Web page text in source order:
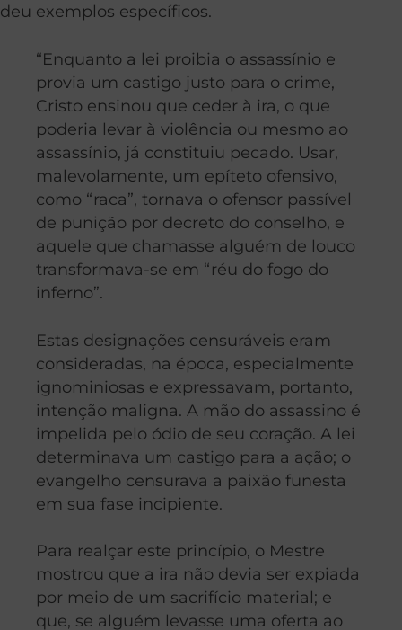
deu exemplos específicos.
“Enquanto a lei proibia o assassínio e
provia um castigo justo para o crime,
Cristo ensinou que ceder à ira, o que
poderia levar à violência ou mesmo ao
assassínio, já constituiu pecado. Usar,
malevolamente, um epíteto ofensivo,
como “raca”, tornava o ofensor passível
de punição por decreto do conselho, e
aquele que chamasse alguém de louco
transformava-se em “réu do fogo do
inferno”.
Estas designações censuráveis eram
consideradas, na época, especialmente
ignominiosas e expressavam, portanto,
intenção maligna. A mão do assassino é
impelida pelo ódio de seu coração. A lei
determinava um castigo para a ação; o
evangelho censurava a paixão funesta
em sua fase incipiente.
Para realçar este princípio, o Mestre
mostrou que a ira não devia ser expiada
por meio de um sacrifício material; e
que, se alguém levasse uma oferta ao